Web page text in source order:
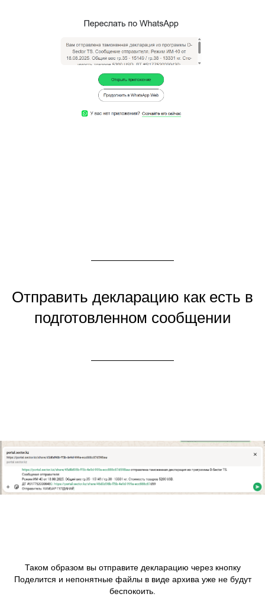
Отправить декларацию как есть в
подготовленном сообщении
Таком образом вы отправите декларацию через кнопку
Поделится и непонятные файлы в виде архива уже не будут
беспокоить.